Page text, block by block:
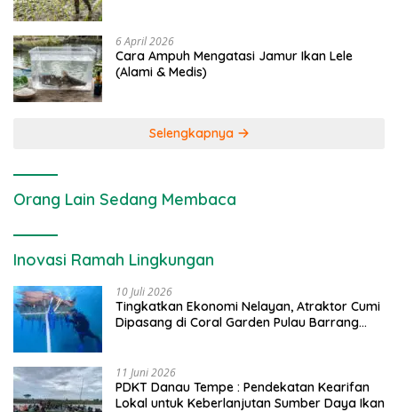
6 April 2026
Cara Ampuh Mengatasi Jamur Ikan Lele
(Alami & Medis)
Selengkapnya
Orang Lain Sedang Membaca
Inovasi Ramah Lingkungan
10 Juli 2026
Tingkatkan Ekonomi Nelayan, Atraktor Cumi
Dipasang di Coral Garden Pulau Barrang
11 Juni 2026
PDKT Danau Tempe : Pendekatan Kearifan
Lokal untuk Keberlanjutan Sumber Daya Ikan